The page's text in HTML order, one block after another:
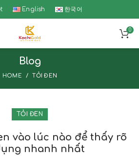
English 한국어
0
Blog
HOME TỎI ĐEN
TỎI ĐEN
vào lúc nào để thấy rõ
nhanh nhất